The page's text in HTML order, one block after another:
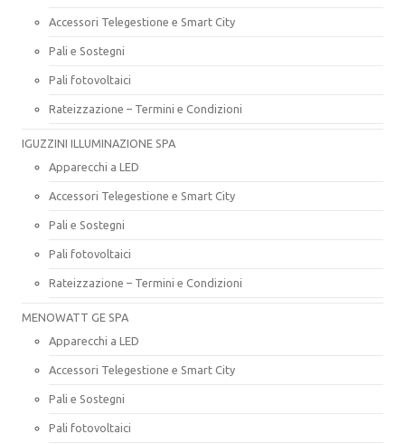
Accessori Telegestione e Smart City
Pali e Sostegni
Pali fotovoltaici
Rateizzazione – Termini e Condizioni
IGUZZINI ILLUMINAZIONE SPA
Apparecchi a LED
Accessori Telegestione e Smart City
Pali e Sostegni
Pali fotovoltaici
Rateizzazione – Termini e Condizioni
MENOWATT GE SPA
Apparecchi a LED
Accessori Telegestione e Smart City
Pali e Sostegni
Pali fotovoltaici